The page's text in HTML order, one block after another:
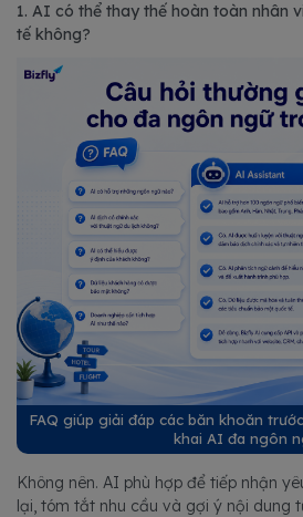
1. AI có thể thay thế hoàn toàn nhân
tế không?
FAQ giúp giải đáp các băn khoăn
khai AI đa ngôn
Không nên. AI phù hợp để tiếp nhận
lại, tóm tắt nhu cầu và gợi ý nội dung